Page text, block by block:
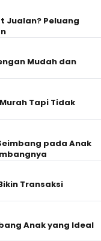
Jualan? Peluang
Mudah dan
Tapi Tidak
pada Anak
Transaksi
Anak yang Ideal